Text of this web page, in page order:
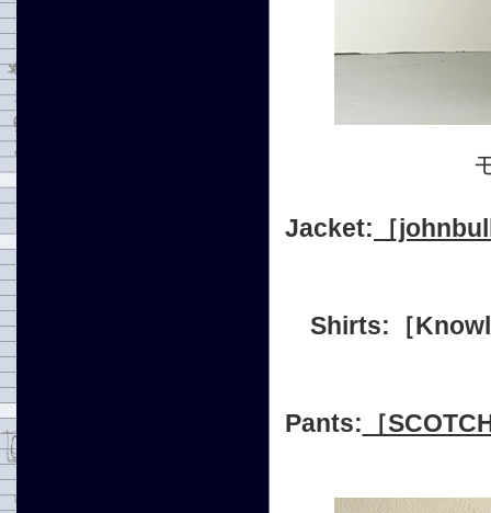
Jacket: ［
Shirts:［
Pants: ［